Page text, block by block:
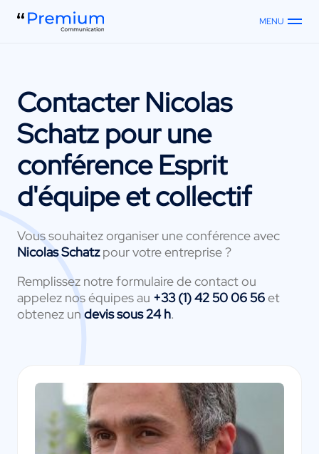
MENU
ContacterNicolas
Schatzpour une
conférence Esprit
d'équipe et collectif
Vous souhaitez organiser une conférence avec
Nicolas Schatzpour votre entreprise ?
Remplissez notre formulaire de contact ou
appelez nos équipes au +33 (1) 42 50 06 56et
obtenez un devis sous 24 h.